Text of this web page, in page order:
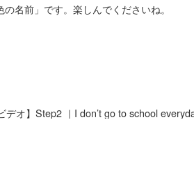
名前」です。楽しんでくださいね。
デオ】Step2 ｜I don’t go to school